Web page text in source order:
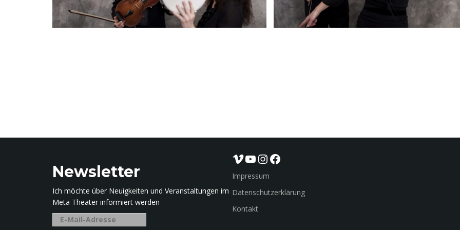
Newsletter
Ich möchte über Neuigkeiten und Veranstaltungen im
Meta Theater informiert werden
Vimeo YouTube InstagramFacebook
Impressum
Datenschutzerklärung
Kontakt